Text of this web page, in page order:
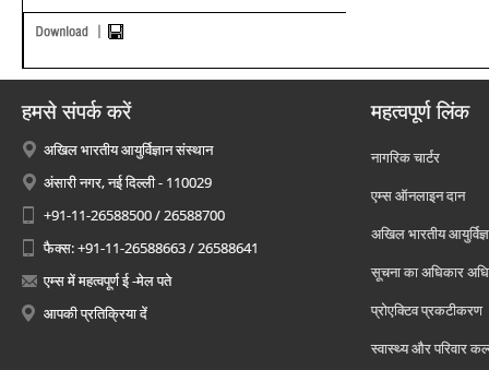
हमसे संपर्क करें
अखिल भारतीय आयुर्विज्ञान संस्थान
अंसारी नगर, नई दिल्ली - 110029
+91-11-26588500 / 26588700
फैक्स: +91-11-26588663 / 26588641
एम्स में महत्वपूर्ण ई -मेल पते
आपकी प्रतिक्रिया दें
महत्वपूर्ण लिंक
नागरिक चार्टर
एम्स ऑनलाइन दान
अखिल भारतीय
सूचना का अधिकार
प्रोएक्टिव प्रकटीकरण
स्वास्थ्य और परिवार